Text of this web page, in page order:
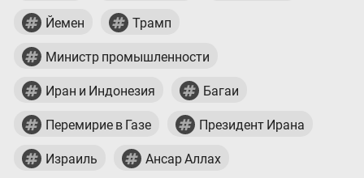
Йемен Трамп
Министр промышленности
Иран и Индонезия Багаи
Перемирие в Газе Президент Ирана
Израиль Ансар Аллах